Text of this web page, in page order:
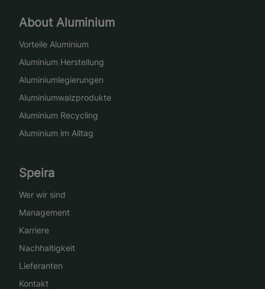
About Aluminium
Vorteile Aluminium
Aluminium Herstellung
Aluminiumlegierungen
Aluminiumwalzprodukte
Aluminium Recycling
Aluminium im Alltag
Speira
Wer wir sind
Management
Karriere
Nachhaltigkeit
Lieferanten
Kontakt